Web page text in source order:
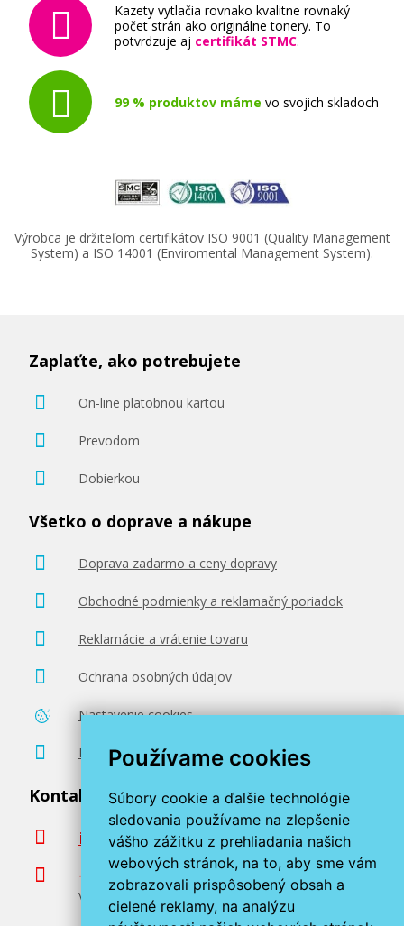
Používame cookies
Súbory cookie a ďalšie technológie
sledovania používame na zlepšenie
vášho zážitku z prehliadania našich
webových stránok, na to, aby sme vám
zobrazovali prispôsobený obsah a
cielené reklamy, na analýzu
Kazety vytlačia rovnako kvalitne rovnaký
počet strán ako originálne tonery. To
potvrdzuje aj certifikát STMC.
99 % produktov máme vo svojich skladoch
Výrobca je držiteľom certifikátov ISO 9001 (Quality Management
System) a ISO 14001 (Enviromental Management System).
Zaplaťte, ako potrebujete
On-line platobnou kartou
Prevodom
Dobierkou
Všetko o doprave a nákupe
Doprava zadarmo a ceny dopravy
Obchodné podmienky a reklamačný poriadok
Reklamácie a vrátenie tovaru
Ochrana osobných údajov
Nastavenie cookies
Poradenstvo zadarmo
Kontaktujte nás
info@miroluk.sk
+420 377 222 313
Volajte v pracovné dni od 8. do 17. hod.